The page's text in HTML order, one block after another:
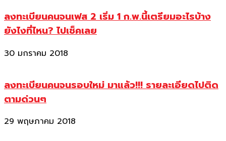
ลงทะเบียนคนจนเฟส 2 เริ่ม 1 ก.พ.นี้เตรียมอะไรบ้าง
ยังไงที่ไหน? ไปเช็คเลย
30 มกราคม 2018
ลงทะเบียนคนจนรอบใหม่ มาแล้ว!!! รายละเอียดไปติด
ตามด่วนๆ
29 พฤษภาคม 2018